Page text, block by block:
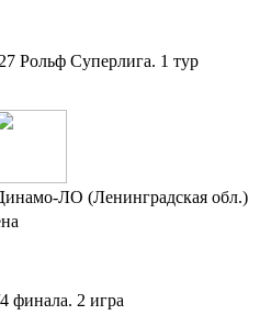
Рольф Суперлига. 1 тур
ЛО (Ленинградская обл.)
финала. 2 игра